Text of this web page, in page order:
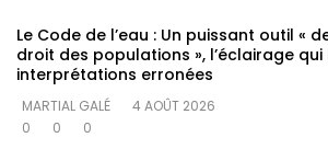
Le Code de l’eau : Un puissant outil «
droit des populations », l’éclairage
interprétations erronées
MARTIAL GALÉ
4 AOÛT 2026
0
0 0